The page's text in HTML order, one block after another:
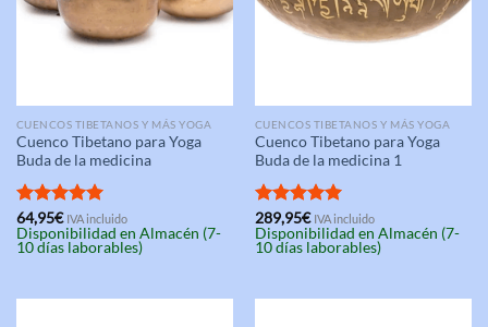
CUENCOS TIBETANOS Y MÁS YOGA
Cuenco Tibetano para Yoga
Buda de la medicina
Valorado
con5.00
de 5
64,95€ IVA incluido
Disponibilidad en Almacén (7-
10 días laborables)
CUENCOS TIBETANOS Y MÁS YOGA
Cuenco Tibetano para Yoga
Buda de la medicina 1
Valorado
con5.00
de 5
289,95€ IVA incluido
Disponibilidad en Almacén (7-
10 días laborables)